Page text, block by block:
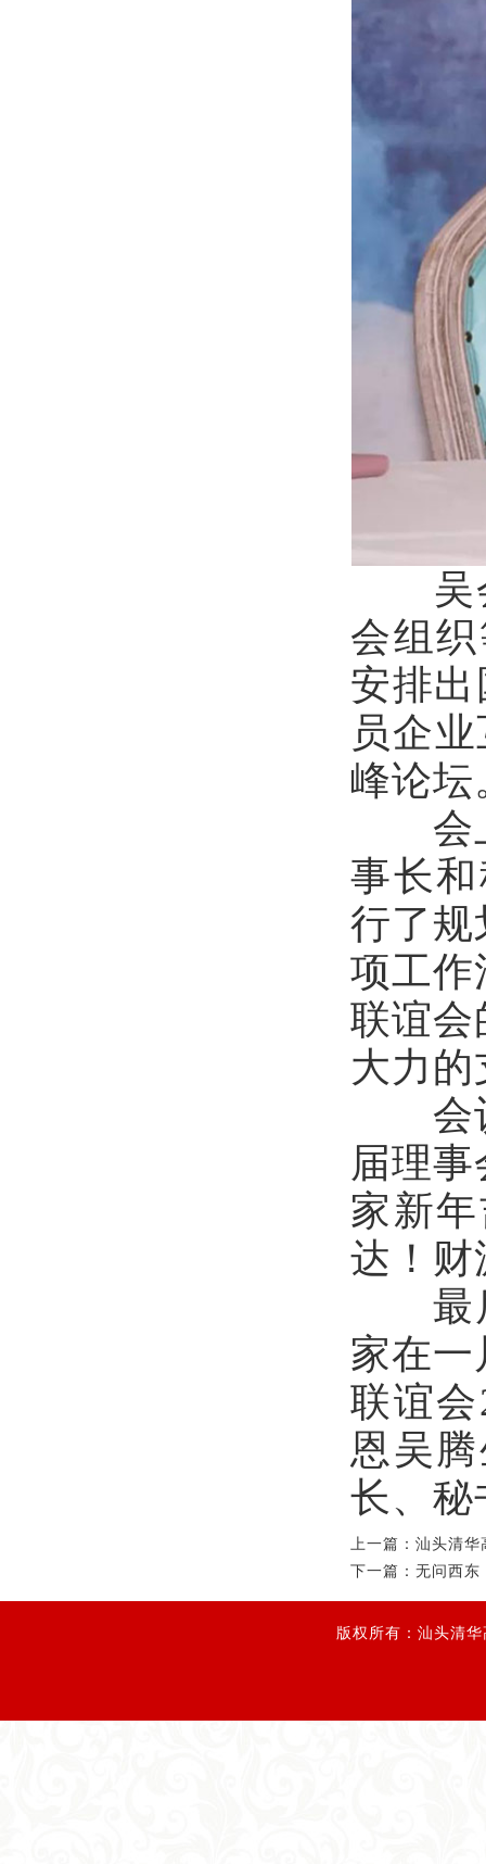
吴会
会组
安排
员企
峰论坛
会上
事长
行了规
项工作
联谊会
大力
会议
届理
家新
达！财
最后
家在
联谊
恩吴
长、秘
上一篇：汕头清华
下一篇：无问西东
版权所有：汕头清